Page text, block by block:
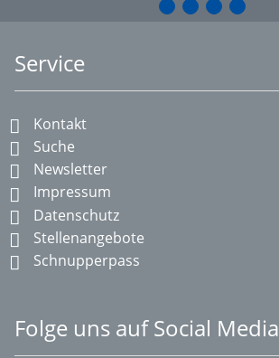
Service
Kontakt
Suche
Newsletter
Impressum
Datenschutz
Stellenangebote
Schnupperpass
Folge uns auf Social Media